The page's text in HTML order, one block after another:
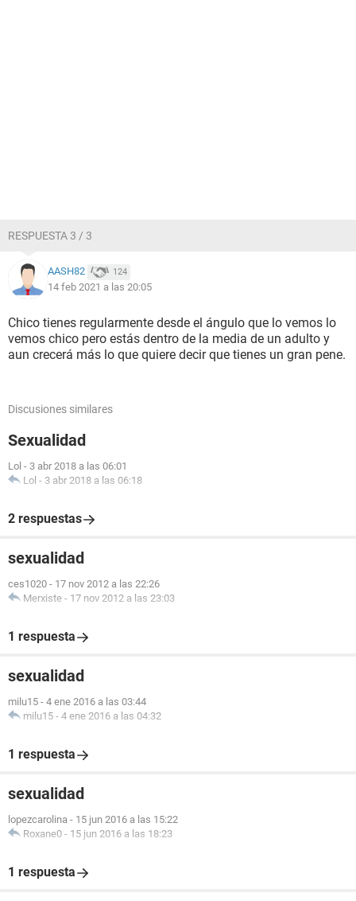
RESPUESTA 3 / 3
AASH82 124
14 feb 2021 a las 20:05
Chico tienes regularmente desde el ángulo que lo vemos lo
vemos chico pero estás dentro de la media de un adulto y
aun crecerá más lo que quiere decir que tienes un gran pene.
Discusiones similares
Sexualidad
Lol - 3 abr 2018 a las 06:01
Lol - 3 abr 2018 a las 06:18
2 respuestas
sexualidad
ces1020 - 17 nov 2012 a las 22:26
Merxiste - 17 nov 2012 a las 23:03
1 respuesta
sexualidad
milu15 - 4 ene 2016 a las 03:44
milu15 - 4 ene 2016 a las 04:32
1 respuesta
sexualidad
lopezcarolina - 15 jun 2016 a las 15:22
Roxane0 - 15 jun 2016 a las 18:23
1 respuesta